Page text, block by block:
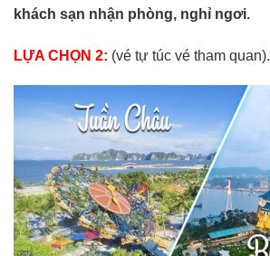
khách sạn nhận phòng, nghỉ ngơi.
LỰA CHỌN 2: (vé tự túc vé tham quan).